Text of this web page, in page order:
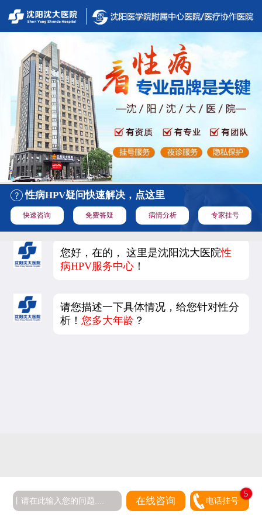
性病HPV疑问快速解决，点这里
快速咨询 免费答疑 病情分析 专家挂号
您好，在的， 这里是沈阳沈大医院性
病HPV服务中心 ！
请您描述一下具体情况，给您针对性分
析！您多大年龄 ？
在线咨询 电话挂号
5